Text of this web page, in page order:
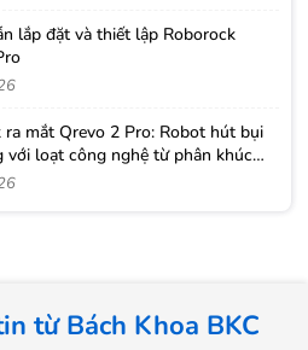
lắp đặt và thiết lập Roborock
ra mắt Qrevo 2 Pro: Robot hút bụi
với loạt công nghệ từ phân khúc
từ Bách Khoa BKC